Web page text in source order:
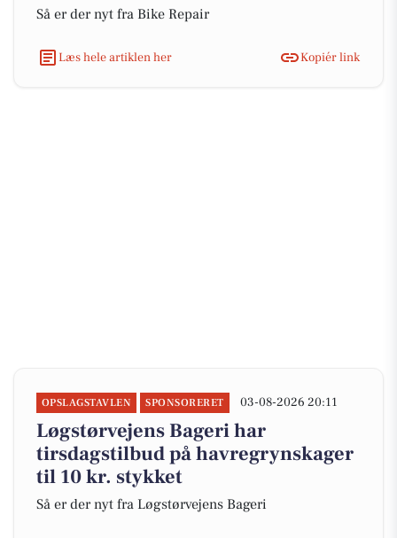
Så er der nyt fra Bike Repair
Læs hele artiklen her Kopiér link
OPSLAGSTAVLEN SPONSORERET 03-08-2026 20:11
Løgstørvejens Bageri har
tirsdagstilbud på havregrynskager
til 10 kr. stykket
Så er der nyt fra Løgstørvejens Bageri